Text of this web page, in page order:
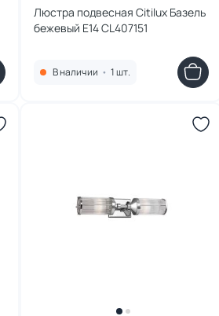
Люстра подвесная Citilux Базель
бежевый E14 CL407151
В наличии • 1 шт.